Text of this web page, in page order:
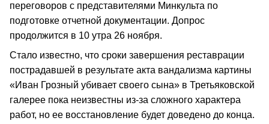
переговоров с представителями Минкульта по
подготовке отчетной документации. Допрос
продолжится в 10 утра 26 ноября.
Стало известно, что сроки завершения реставрации
пострадавшей в результате акта вандализма картины
«Иван Грозный убивает своего сына» в Третьяковской
галерее пока неизвестны из-за сложного характера
работ, но ее восстановление будет доведено до конца.